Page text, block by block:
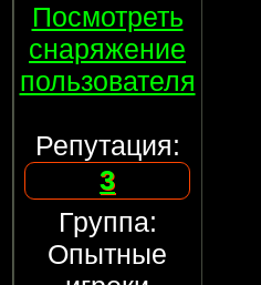
Посмотреть
снаряжение
пользователя
Репутация:
3
Группа:
Опытные